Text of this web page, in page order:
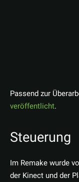
Passend zur
veröffentlicht.
Steuerung
Im Remake wurde
der Kinect und der